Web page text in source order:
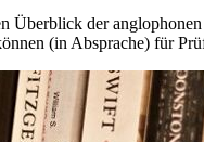
Überblick der
(in Absprache) für